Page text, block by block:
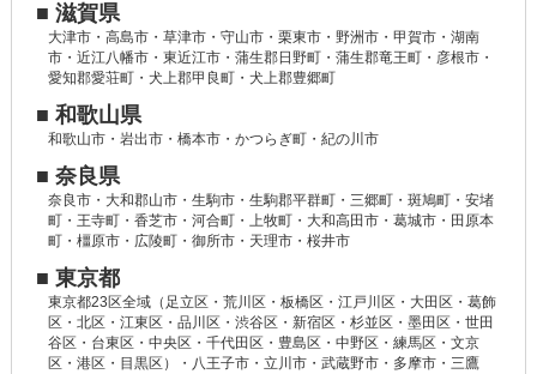
■ 滋賀県
大津市・高島市・草津市・守山市・栗東市・野洲市・甲賀市・湖南
市・近江八幡市・東近江市・蒲生郡日野町・蒲生郡竜王町・彦根市・
愛知郡愛荘町・犬上郡甲良町・犬上郡豊郷町
■ 和歌山県
和歌山市・岩出市・橋本市・かつらぎ町・紀の川市
■ 奈良県
奈良市・大和郡山市・生駒市・生駒郡平群町・三郷町・斑鳩町・安堵
町・王寺町・香芝市・河合町・上牧町・大和高田市・葛城市・田原本
町・橿原市・広陵町・御所市・天理市・桜井市
■ 東京都
東京都23区全域（足立区・荒川区・板橋区・江戸川区・大田区・葛飾
区・北区・江東区・品川区・渋谷区・新宿区・杉並区・墨田区・世田
谷区・台東区・中央区・千代田区・豊島区・中野区・練馬区・文京
区・港区・目黒区）・八王子市・立川市・武蔵野市・多摩市・三鷹